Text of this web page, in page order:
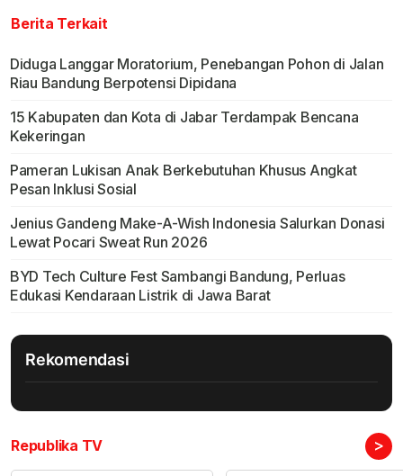
Berita Terkait
Diduga Langgar Moratorium, Penebangan Pohon di Jalan
Riau Bandung Berpotensi Dipidana
15 Kabupaten dan Kota di Jabar Terdampak Bencana
Kekeringan
Pameran Lukisan Anak Berkebutuhan Khusus Angkat
Pesan Inklusi Sosial
Jenius Gandeng Make-A-Wish Indonesia Salurkan Donasi
Lewat Pocari Sweat Run 2026
BYD Tech Culture Fest Sambangi Bandung, Perluas
Edukasi Kendaraan Listrik di Jawa Barat
Rekomendasi
Republika TV >